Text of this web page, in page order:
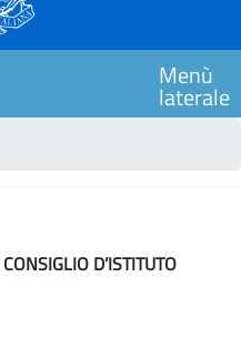
Menù
laterale
D’ISTITUTO